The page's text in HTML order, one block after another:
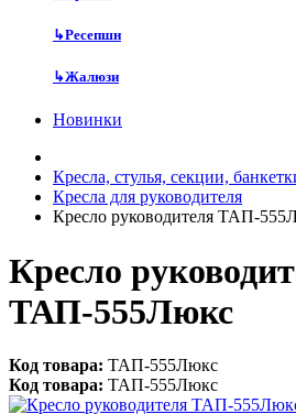
↳Ресепшн
↳Жалюзи
Новинки
Кресла, стулья, секции,
Кресла для руководителя
Кресло руководителя ТАП-
Кресло
ТАП-555Люкс
Код товара: ТАП-555Люкс
Код товара: ТАП-555Люкс